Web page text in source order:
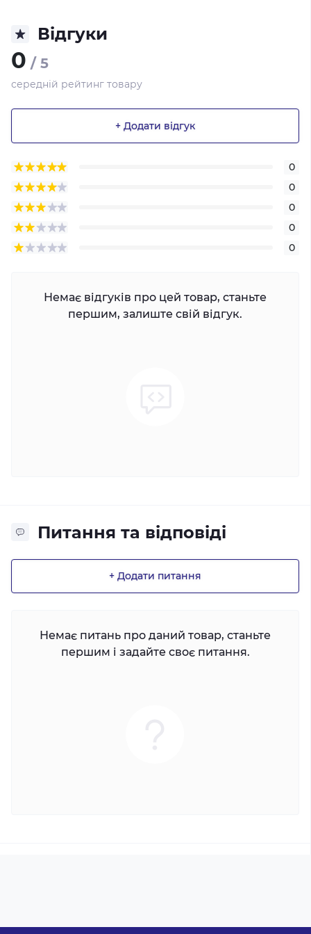
Відгуки
0 / 5
середній рейтинг товару
+ Додати відгук
0
0
0
0
0
Немає відгуків про цей товар, станьте
першим, залиште свій відгук.
Питання та відповіді
+ Додати питання
Немає питань про даний товар, станьте
першим і задайте своє питання.